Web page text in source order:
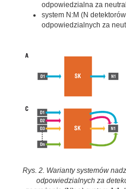
odpowiedzialna za
system N:M (N
odpowiedzialnych za
Rys. 2. Warianty systemów
odpowiedzialnych za